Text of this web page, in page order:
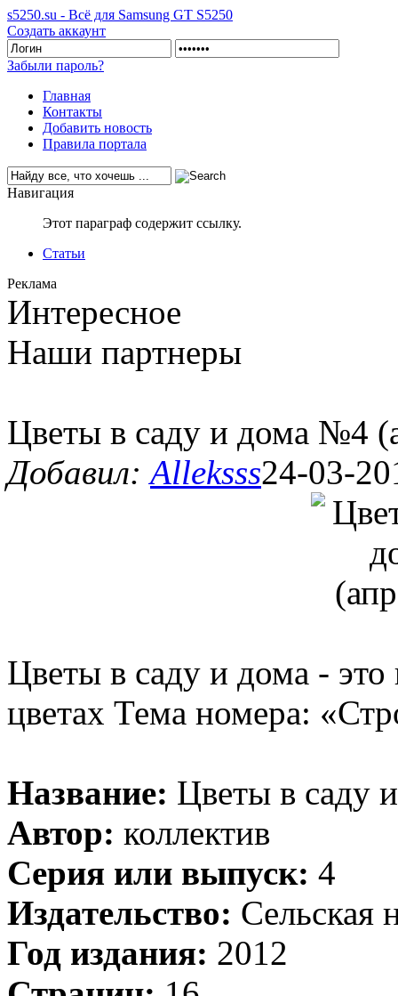
s5250.su - Всё для Samsung GT S5250
Создать аккаунт
Забыли пароль?
Главная
Контакты
Добавить новость
Правила портала
Навигация
Этот параграф содержит ссылку.
Статьи
Реклама
Интересное
Наши партнеры
Цветы в саду и дома №4
Добавил:Alleksss24-03-
Цветы в саду и дома -
цветах Тема номера:
Название: Цветы в саду
Автор: коллектив
Серия или выпуск: 4
Издательство: Сельская
Год издания: 2012